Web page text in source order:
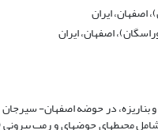
و بناریزه، در حوضه اصفهان-